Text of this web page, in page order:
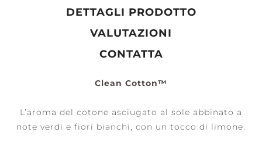
DETTAGLI PRODOTTO
VALUTAZIONI
CONTATTA
Clean Cotton™
L’aroma del cotone asciugato al sole abbinato a
note verdi e fiori bianchi, con un tocco di limone.